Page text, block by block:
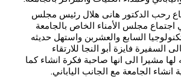
رحب الدكتور هانى هلال رئيس مجلس
اجتماع مجلس الأمناء الخاص بالجامعة
السابع والعشربن واستهل حديثه
السفيرة فايزة أبو النجا للارتقاء
لها مشيرا الى انها صاحبة فكرة انشاء كما
انشاء الجامعة مع الجانب الياباني.